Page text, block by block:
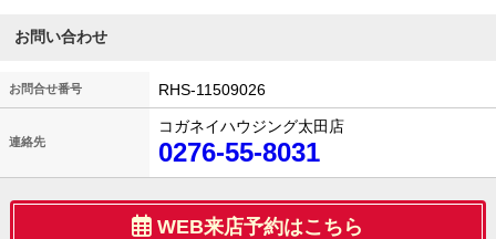
お問い合わせ
お問合せ番号 RHS-11509026
連絡先
コガネイハウジング太田店
0276-55-8031
WEB来店予約はこちら